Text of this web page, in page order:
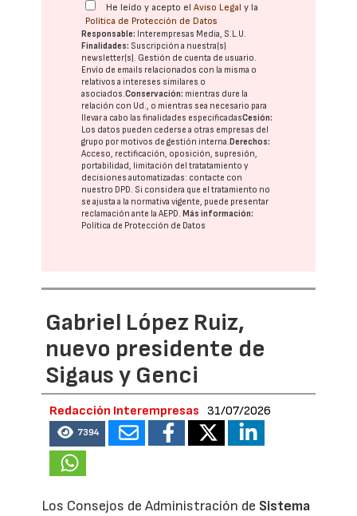
He leído y acepto elAviso Legal y la
Política de Protección de Datos
Responsable: Interempresas Media, S.L.U.
Finalidades: Suscripción a nuestra(s)
newsletter(s). Gestión de cuenta de usuario.
Envío de emails relacionados con la misma o
relativos a intereses similares o
asociados.Conservación: mientras dure la
relación con Ud., o mientras sea necesario para
llevar a cabo las finalidades especificadasCesión:
Los datos pueden cederse a otras empresas del
grupo por motivos de gestión interna.Derechos:
Acceso, rectificación, oposición, supresión,
portabilidad, limitación del tratatamiento y
decisiones automatizadas: contacte con
nuestro DPD. Si considera que el tratamiento no
se ajusta a la normativa vigente, puede presentar
reclamación ante laAEPD.Más información:
Política de Protección de Datos
Gabriel López Ruiz,
nuevo presidente de
Sigaus y Genci
Redacción Interempresas 31/07/2026
7394
Los Consejos de Administración de Sistema